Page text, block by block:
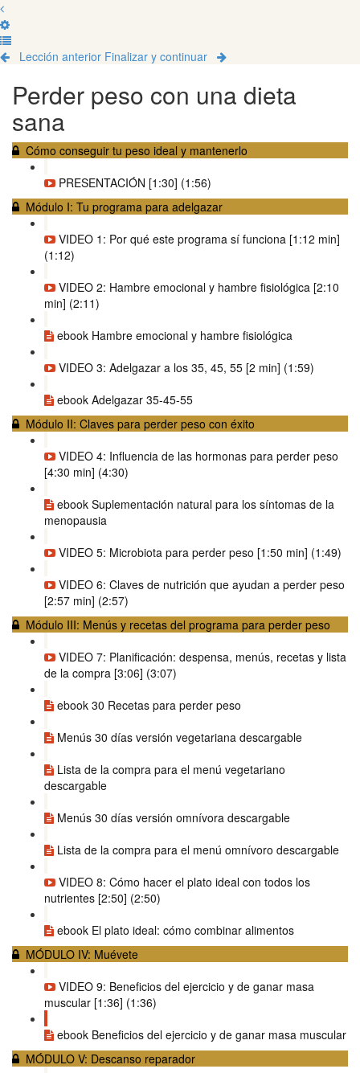
Lección anterior Finalizar y continuar
Perder peso con una dieta
sana
Cómo conseguir tu peso ideal y mantenerlo
PRESENTACIÓN [1:30] (1:56)
Módulo I: Tu programa para adelgazar
VIDEO 1: Por qué este programa sí funciona [1:12 min]
(1:12)
VIDEO 2: Hambre emocional y hambre fisiológica [2:10
min] (2:11)
ebook Hambre emocional y hambre fisiológica
VIDEO 3: Adelgazar a los 35, 45, 55 [2 min] (1:59)
ebook Adelgazar 35-45-55
Módulo II: Claves para perder peso con éxito
VIDEO 4: Influencia de las hormonas para perder peso
[4:30 min] (4:30)
ebook Suplementación natural para los síntomas de la
menopausia
VIDEO 5: Microbiota para perder peso [1:50 min] (1:49)
VIDEO 6: Claves de nutrición que ayudan a perder peso
[2:57 min] (2:57)
Módulo III: Menús y recetas del programa para perder peso
VIDEO 7: Planificación: despensa, menús, recetas y lista
de la compra [3:06] (3:07)
ebook 30 Recetas para perder peso
Menús 30 días versión vegetariana descargable
Lista de la compra para el menú vegetariano
descargable
Menús 30 días versión omnívora descargable
Lista de la compra para el menú omnívoro descargable
VIDEO 8: Cómo hacer el plato ideal con todos los
nutrientes [2:50] (2:50)
ebook El plato ideal: cómo combinar alimentos
MÓDULO IV: Muévete
VIDEO 9: Beneficios del ejercicio y de ganar masa
muscular [1:36] (1:36)
ebook Beneficios del ejercicio y de ganar masa muscular
MÓDULO V: Descanso reparador